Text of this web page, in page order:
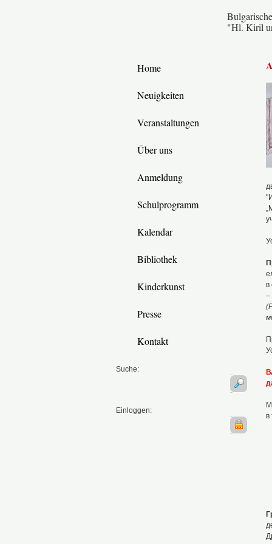
"Hl. Kiril
Home
Neuigkeiten
Veranstaltungen
Über uns
Anmeldung
Schulprogramm
Kalendar
Bibliothek
Kinderkunst
Presse
Kontakt
Suche:
Einloggen:
в
–
в